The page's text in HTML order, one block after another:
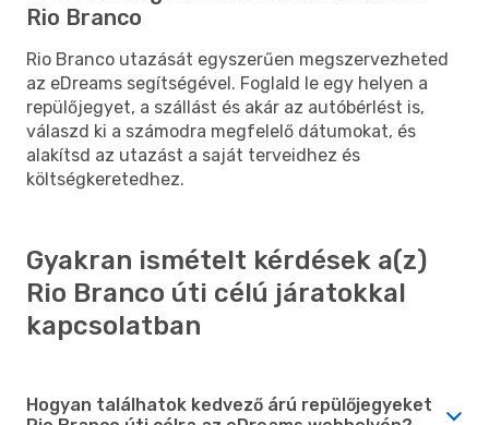
Rio Branco
Rio Branco utazását egyszerűen megszervezheted
az eDreams segítségével. Foglald le egy helyen a
repülőjegyet, a szállást és akár az autóbérlést is,
válaszd ki a számodra megfelelő dátumokat, és
alakítsd az utazást a saját terveidhez és
költségkeretedhez.
Gyakran ismételt kérdések a(z)
Rio Branco úti célú járatokkal
kapcsolatban
Hogyan találhatok kedvező árú repülőjegyeket